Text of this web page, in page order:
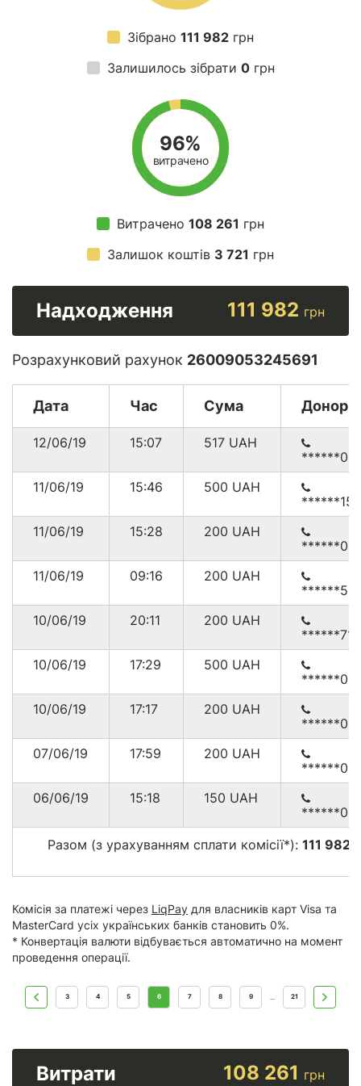
Зібрано 111 982 грн
Залишилось зібрати 0грн
96%
витрачено
Витрачено 108 261 грн
Залишок коштів 3 721 грн
Надходження 111 982 грн
Розрахунковий рахунок 26009053245691
Дата Час Сума Донор
12/06/19 15:07 517 UAH
11/06/19
15:46 500 UAH
11/06/19
15:28 200 UAH
11/06/19
09:16 200 UAH
10/06/19
20:11 200 UAH
10/06/19
17:29 500 UAH
10/06/19
17:17 200 UAH
07/06/19
17:59 200 UAH
06/06/19
15:18 150 UAH
Разом (з урахуванням сплати комісії*): 111
Комісія за платежі через LiqPay для власників карт Visa та
MasterCard усіх українських банків становить 0%.
* Конвертація валюти відбувається автоматично на момент
проведення операції.
3 4 5 6 7 8 9 21
Витрати 108 261 грн